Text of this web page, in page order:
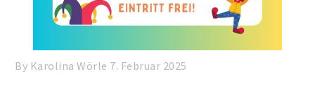
By Karolina Wörle 7. Februar 2025